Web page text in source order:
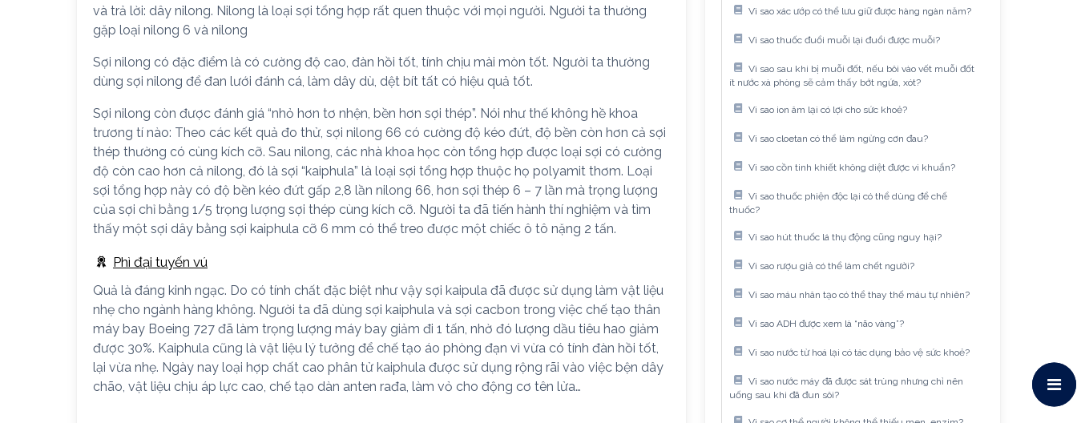
và trả lời: dây nilong. Nilong là loại sợi tổng hợp rất quen thuộc với mọi người. Người ta thường
gặp loại nilong 6 và nilong
Sợi nilong có đặc điểm là có cường độ cao, đàn hồi tốt, tính chịu mài mòn tốt. Người ta thường
dùng sợi nilong để đan lưới đánh cá, làm dây dù, dệt bít tất có hiệu quả tốt.
Sợi nilong còn được đánh giá “nhỏ hơn tơ nhện, bền hơn sợi thép”. Nói như thế không hề khoa
trương tí nào: Theo các kết quả đo thử, sợi nilong 66 có cường độ kéo đứt, độ bền còn hơn cả sợi
thép thường có cùng kích cỡ. Sau nilong, các nhà khoa học còn tổng hợp được loại sợi có cường
độ còn cao hơn cả nilong, đó là sợi “kaiphula” là loại sợi tổng hợp thuộc họ polyamit thơm. Loại
sợi tổng hợp này có độ bền kéo đứt gấp 2,8 lần nilong 66, hơn sợi thép 6 – 7 lần mà trọng lượng
của sợi chỉ bằng 1/5 trọng lượng sợi thép cùng kích cỡ. Người ta đã tiến hành thí nghiệm và tìm
thấy một sợi dây bằng sợi kaiphula cỡ 6 mm có thể treo được một chiếc ô tô nặng 2 tấn.
Phì đại tuyến vú
Quả là đáng kinh ngạc. Do có tính chất đặc biệt như vậy sợi kaipula đã được sử dụng làm vật liệu
nhẹ cho ngành hàng không. Người ta đã dùng sợi kaiphula và sợi cacbon trong việc chế tạo thân
máy bay Boeing 727 đã làm trọng lượng máy bay giảm đi 1 tấn, nhờ đó lượng dầu tiêu hao giảm
được 30%. Kaiphula cũng là vật liệu lý tưởng để chế tạo áo phòng đạn vì vừa có tính đàn hồi tốt,
lại vừa nhẹ. Ngày nay loại hợp chất cao phân tử kaiphula được sử dụng rộng rãi vào việc bện dây
chão, vật liệu chịu áp lực cao, chế tạo dàn anten rađa, làm vỏ cho động cơ tên lửa…
Vì sao xác ướp có thể lưu giữ được hàng ngàn năm?
Vì sao thuốc đuổi muỗi lại đuổi được muỗi?
Vì sao sau khi bị muỗi đốt, nếu bôi vào vết muỗi đốt
ít nước xà phòng sẽ cảm thấy bớt ngứa, xót?
Vì sao ion âm lại có lợi cho sức khoẻ?
Vì sao cloetan có thể làm ngừng cơn đau?
Vì sao cồn tinh khiết không diệt được vi khuẩn?
Vì sao thuốc phiện độc lại có thể dùng để chế
thuốc?
Vì sao hút thuốc lá thụ động cũng nguy hại?
Vì sao rượu giả có thể làm chết người?
Vì sao máu nhân tạo có thể thay thế máu tự nhiên?
Vì sao ADH được xem là “não vàng”?
Vì sao nước từ hoá lại có tác dụng bảo vệ sức khoẻ?
Vì sao nước máy đã được sát trùng nhưng chỉ nên
uống sau khi đã đun sôi?